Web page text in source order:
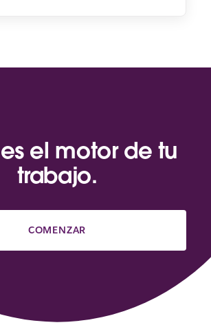
el motor de tu
trabajo.
COMENZAR